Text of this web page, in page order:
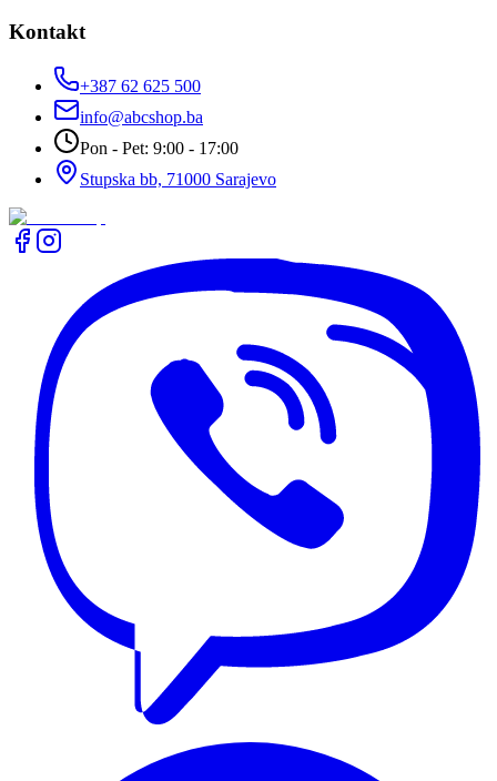
Kontakt
+387 62 625 500
info@abcshop.ba
Pon - Pet: 9:00 - 17:00
Stupska bb, 71000 Sarajevo